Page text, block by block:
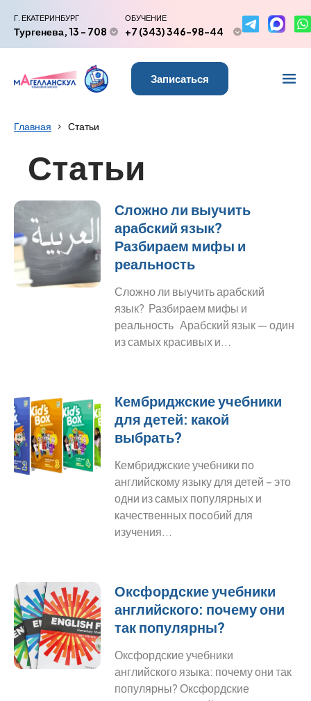
Г. ЕКАТЕРИНБУРГ
Тургенева, 13 - 708
ОБУЧЕНИЕ
+7 (343) 346-98-44
Записаться
Главная Статьи
Статьи
Сложно ли выучить
арабский язык?
Разбираем мифы и
реальность
Сложно ли выучить арабский
язык? Разбираем мифы и
реальность Арабский язык — один
из самых красивых и...
Кембриджские учебники
для детей: какой
выбрать?
Кембриджские учебники по
английскому языку для детей – это
одни из самых популярных и
качественных пособий для
изучения...
Оксфордские учебники
английского: почему они
так популярны?
Оксфордские учебники
английского языка: почему они так
популярны? Оксфордские